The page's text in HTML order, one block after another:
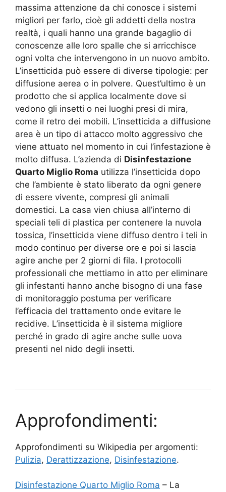
massima attenzione da chi conosce i sistemi
migliori per farlo, cioè gli addetti della nostra
realtà, i quali hanno una grande bagaglio di
conoscenze alle loro spalle che si arricchisce
ogni volta che intervengono in un nuovo ambito.
L’insetticida può essere di diverse tipologie: per
diffusione aerea o in polvere. Quest’ultimo è un
prodotto che si applica localmente dove si
vedono gli insetti o nei luoghi presi di mira,
come il retro dei mobili. L’insetticida a diffusione
area è un tipo di attacco molto aggressivo che
viene attuato nel momento in cui l’infestazione è
molto diffusa. L’azienda di Disinfestazione
Quarto Miglio Roma utilizza l’insetticida dopo
che l’ambiente è stato liberato da ogni genere
di essere vivente, compresi gli animali
domestici. La casa vien chiusa all’interno di
speciali teli di plastica per contenere la nuvola
tossica, l’insetticida viene diffuso dentro i teli in
modo continuo per diverse ore e poi si lascia
agire anche per 2 giorni di fila. I protocolli
professionali che mettiamo in atto per eliminare
gli infestanti hanno anche bisogno di una fase
di monitoraggio postuma per verificare
l’efficacia del trattamento onde evitare le
recidive. L’insetticida è il sistema migliore
perché in grado di agire anche sulle uova
presenti nel nido degli insetti.
Approfondimenti:
Approfondimenti su Wikipedia per argomenti:
Pulizia, Derattizzazione, Disinfestazione.
Disinfestazione Quarto Miglio Roma – La